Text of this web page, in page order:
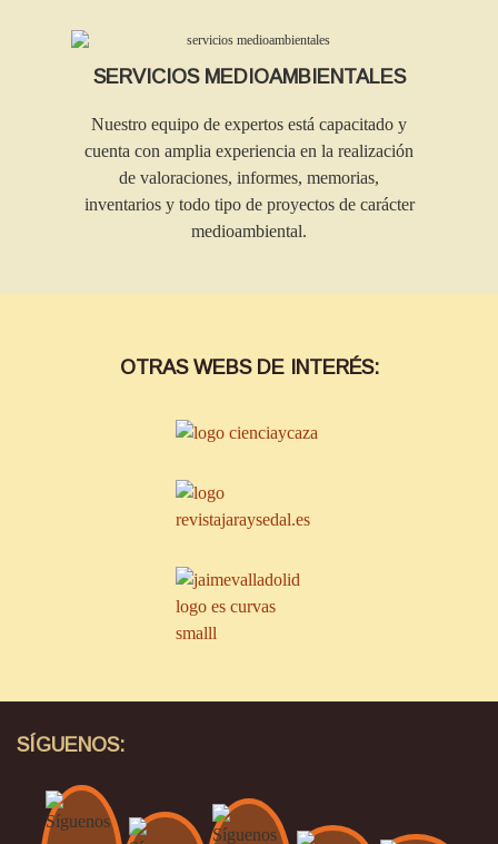
SERVICIOS MEDIOAMBIENTALES
Nuestro equipo de expertos está capacitado y
cuenta con amplia experiencia en la realización
de valoraciones, informes, memorias,
inventarios y todo tipo de proyectos de carácter
medioambiental.
OTRAS WEBS DE INTERÉS:
SÍGUENOS: